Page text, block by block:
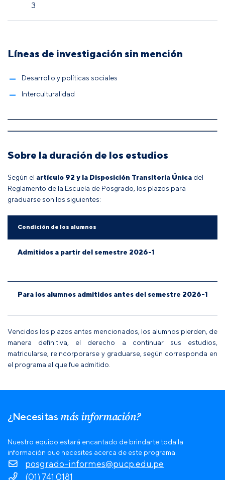
3
Líneas de investigación sin mención
Desarrollo y políticas sociales
Interculturalidad
Sobre la duración de los estudios
Según el artículo 92 y la Disposición Transitoria Única del
Reglamento de la Escuela de Posgrado , los plazos para
graduarse son los siguientes:
Condición de los alumnos
Admitidos a partir del semestre 2026-1
Para los alumnos admitidos antes del semestre 2026-1
Vencidos los plazos antes mencionados, los alumnos pierden, de
manera definitiva, el derecho a continuar sus estudios,
matricularse, reincorporarse y graduarse, según corresponda en
el programa al que fue admitido.
¿Necesitas más información?
Nuestro equipo estará encantado de brindarte toda la
información que necesites acerca de este programa.
posgrado-informes@pucp.edu.pe
(01) 741 0181